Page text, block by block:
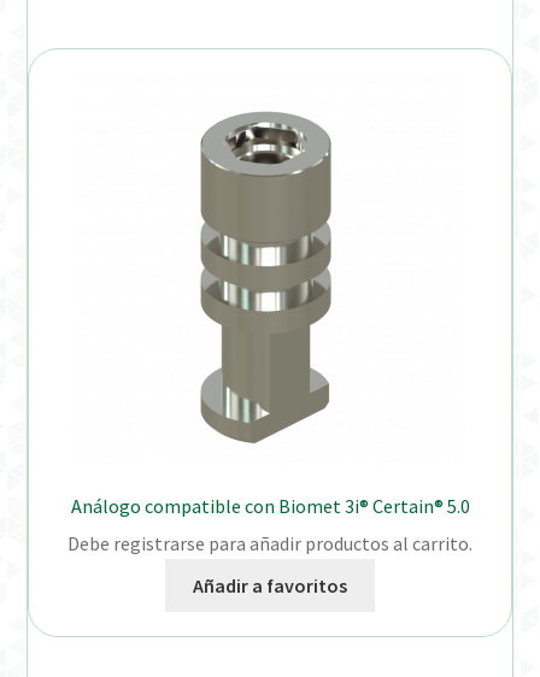
Análogo compatible con Biomet 3i® Certain® 5.0
Debe registrarse para añadir productos al carrito.
Añadir a favoritos